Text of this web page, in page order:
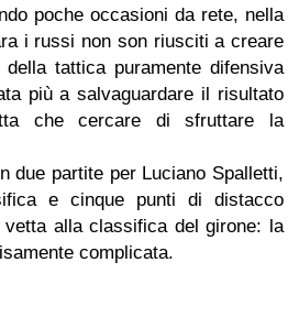
poche occasioni da rete, nella
i russi non son riusciti a creare
tattica puramente difensiva
più a salvaguardare il risultato
che cercare di sfruttare la
due partite per Luciano Spalletti,
e cinque punti di distacco
vetta alla classifica del girone: la
complicata.